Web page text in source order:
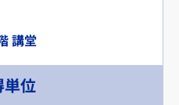
講堂
位